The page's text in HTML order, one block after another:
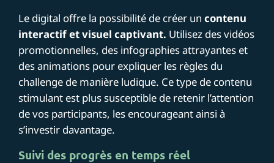
Le digital offre la possibilité de créer uncontenu
interactif et visuel captivant. Utilisez des vidéos
promotionnelles, des infographies attrayantes et
des animations pour expliquer les règles du
challenge de manière ludique. Ce type de contenu
stimulant est plus susceptible de retenir l’attention
de vos participants, les encourageant ainsi à
s’investir davantage.
Suivi des progrès en temps réel